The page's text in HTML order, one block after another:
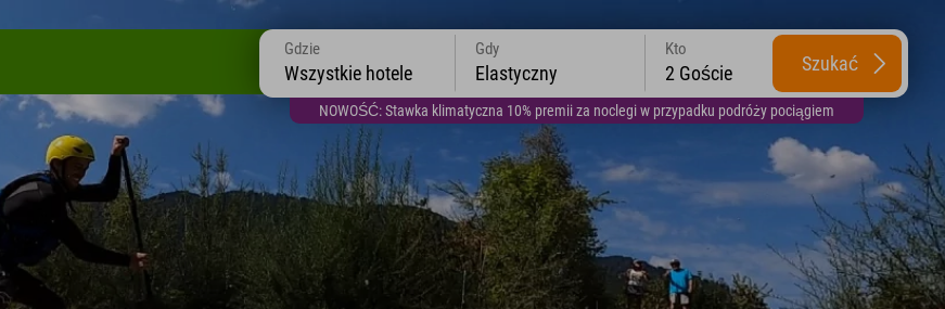
NOWOŚĆ: Stawka klimatyczna 10% premii za noclegi w przypadku podróży pociągiem
Gdzie
Wszystkie hotele
Gdy
Elastyczny
Kto
2 Goście Szukać